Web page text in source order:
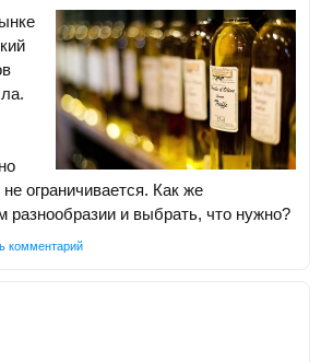
ограничивается. Как же
разнообразии и выбрать, что нужно?
комментарий